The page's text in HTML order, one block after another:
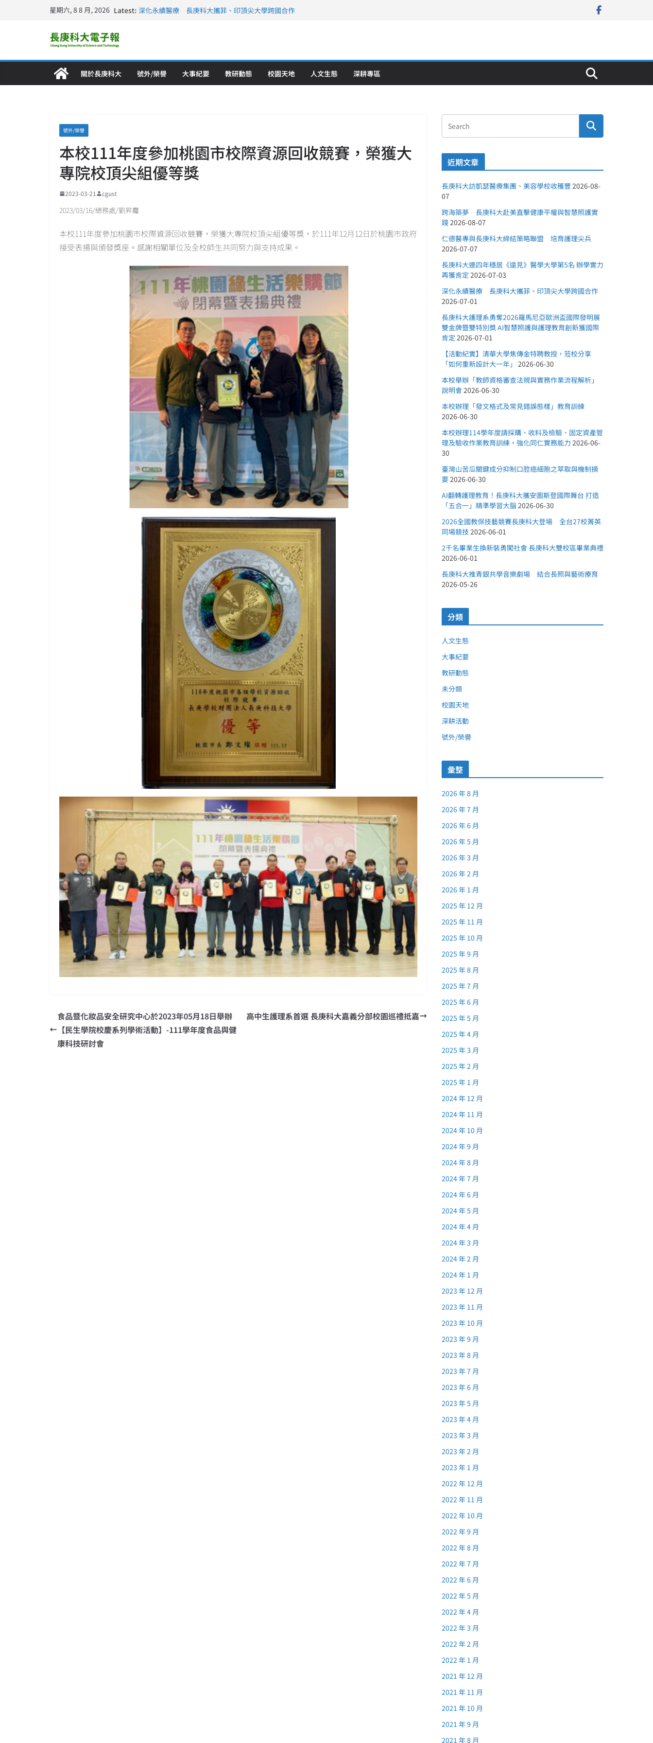
星期六, 8 8 月, 2026 Latest: 深化永續醫療 長庚科大攜菲、印頂尖大學跨國合作
關於長庚科大 號外/榮譽 大事紀要 教研動態 校園天地 人文生態 深耕專區
號外/榮譽
本校111年度參加桃園市校際資源回收競賽，榮獲大
專院校頂尖組優等獎
2023-03-21 cgust
2023/03/16/總務處/劉昇靇
本校111年度參加桃園市校際資源回收競賽，榮獲大專院校頂尖組優等獎，於111年12月12日於桃園市政府
接受表揚與頒發獎座。感謝相關單位及全校師生共同努力與支持成果。
食品暨化妝品安全研究中心於2023年05月18日舉辦
【民生學院校慶系列學術活動】-111學年度食品與健
康科技研討會
高中生護理系首選 長庚科大嘉義分部校園巡禮抵嘉
近期文章
長庚科大訪凱瑟醫療集團、美容學校收穫豐 2026-08-
07
跨海築夢 長庚科大赴美直擊健康平權與智慧照護實
踐2026-08-07
仁德醫專與長庚科大締結策略聯盟 培育護理尖兵
2026-07-07
長庚科大連四年穩居《遠見》醫學大學第5名 辦學實力
再獲肯定 2026-07-03
深化永續醫療 長庚科大攜菲、印頂尖大學跨國合作
2026-07-01
長庚科大護理系勇奪2026羅馬尼亞歐洲盃國際發明展
雙金牌暨雙特別獎 AI智慧照護與護理教育創新獲國際
肯定 2026-07-01
【活動紀實】清華大學焦傳金特聘教授，蒞校分享
「如何重新設計大一年」 2026-06-30
本校舉辦「教師資格審查法規與實務作業流程解析」
說明會2026-06-30
本校辦理「發文格式及常見錯誤態樣」教育訓練
2026-06-30
本校辦理114學年度請採購、收料及檢驗、固定資產管
理及驗收作業教育訓練，強化同仁實務能力 2026-06-
30
臺灣山苦瓜關鍵成分抑制口腔癌細胞之萃取與機制摘
要2026-06-30
AI翻轉護理教育！長庚科大攜安圖斯登國際舞台 打造
「五合一」精準學習大腦 2026-06-30
2026全國教保技藝競賽長庚科大登場 全台27校菁英
同場競技 2026-06-01
2千名畢業生換新裝勇闖社會 長庚科大雙校區畢業典禮
2026-06-01
長庚科大推青銀共學音樂劇場 結合長照與藝術療育
2026-05-26
分類
人文生態
大事紀要
教研動態
未分類
校園天地
深耕活動
號外/榮譽
彙整
2026 年 8 月
2026 年 7 月
2026 年 6 月
2026 年 5 月
2026 年 3 月
2026 年 2 月
2026 年 1 月
2025 年 12 月
2025 年 11 月
2025 年 10 月
2025 年 9 月
2025 年 8 月
2025 年 7 月
2025 年 6 月
2025 年 5 月
2025 年 4 月
2025 年 3 月
2025 年 2 月
2025 年 1 月
2024 年 12 月
2024 年 11 月
2024 年 10 月
2024 年 9 月
2024 年 8 月
2024 年 7 月
2024 年 6 月
2024 年 5 月
2024 年 4 月
2024 年 3 月
2024 年 2 月
2024 年 1 月
2023 年 12 月
2023 年 11 月
2023 年 10 月
2023 年 9 月
2023 年 8 月
2023 年 7 月
2023 年 6 月
2023 年 5 月
2023 年 4 月
2023 年 3 月
2023 年 2 月
2023 年 1 月
2022 年 12 月
2022 年 11 月
2022 年 10 月
2022 年 9 月
2022 年 8 月
2022 年 7 月
2022 年 6 月
2022 年 5 月
2022 年 4 月
2022 年 3 月
2022 年 2 月
2022 年 1 月
2021 年 12 月
2021 年 11 月
2021 年 10 月
2021 年 9 月
2021 年 8 月